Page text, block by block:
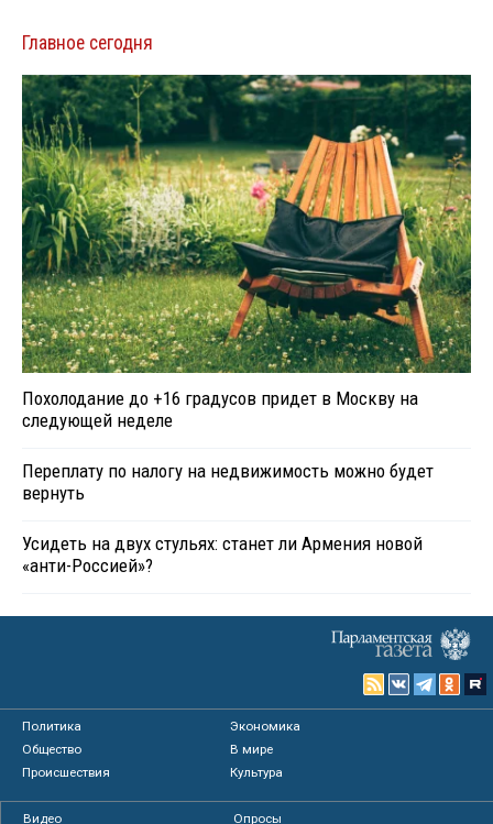
Главное сегодня
Похолодание до +16 градусов придет в Москву на
следующей неделе
Переплату по налогу на недвижимость можно будет
вернуть
Усидеть на двух стульях: станет ли Армения новой
«анти-Россией»?
Политика
Экономика
Общество
В мире
Происшествия
Культура
Видео
Опросы